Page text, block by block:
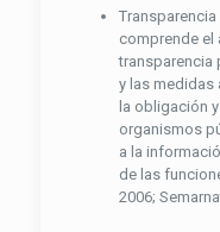
comprende el
transparencia
y las medidas
la obligación
organismos
a la
de las
2006;